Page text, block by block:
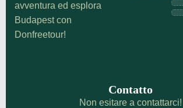
avventura ed esplora
Budapest con
Donfreetour!
Contatto
Non esitare a contattarci!